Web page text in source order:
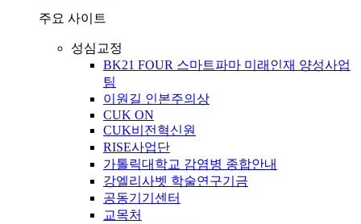
주요 사이트
성심교정
BK21 FOUR 스마트파마 미래인재 양성사업
팀
이원길 인본주의상
CUK ON
CUK비전혁신원
RISE사업단
가톨릭대학교 감염병 종합안내
강엘리사벳 학술연구기금
공동기기센터
교목처